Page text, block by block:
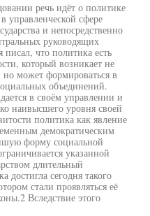
речь идёт о политике
управленческой сфере
и непосредственно
руководящих
что политика есть
который возникает не
но может формироваться в
объединений.
в своём управлении и
наивысшего уровня своей
политика как явление
демократическим
форму социальной
указанной
длительный
достигла сегодня такого
стали проявляться её
Вследствие этого